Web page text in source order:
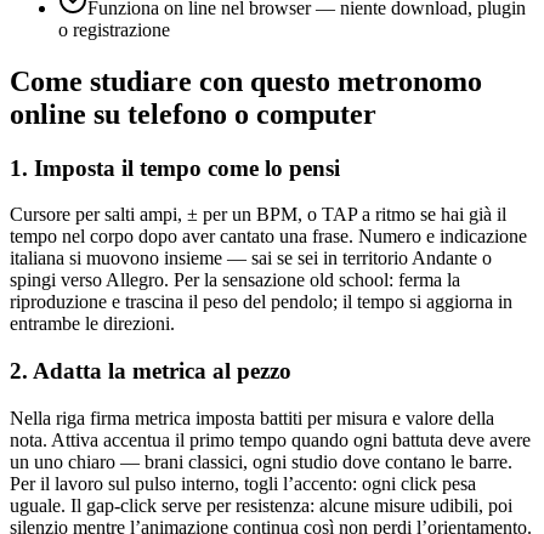
Funziona on line nel browser — niente download, plugin
o registrazione
Come studiare con questo metronomo
online su telefono o computer
1. Imposta il tempo come lo pensi
Cursore per salti ampi, ± per un BPM, o TAP a ritmo se hai già il
tempo nel corpo dopo aver cantato una frase. Numero e indicazione
italiana si muovono insieme — sai se sei in territorio Andante o
spingi verso Allegro. Per la sensazione old school: ferma la
riproduzione e trascina il peso del pendolo; il tempo si aggiorna in
entrambe le direzioni.
2. Adatta la metrica al pezzo
Nella riga firma metrica imposta battiti per misura e valore della
nota. Attiva accentua il primo tempo quando ogni battuta deve avere
un uno chiaro — brani classici, ogni studio dove contano le barre.
Per il lavoro sul pulso interno, togli l’accento: ogni click pesa
uguale. Il gap-click serve per resistenza: alcune misure udibili, poi
silenzio mentre l’animazione continua così non perdi l’orientamento.